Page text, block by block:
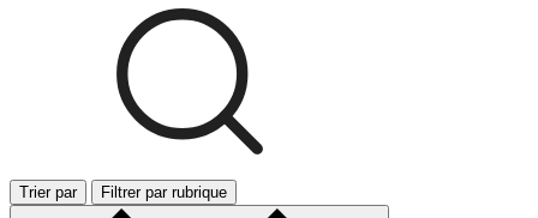
Trier par Filtrer par rubrique